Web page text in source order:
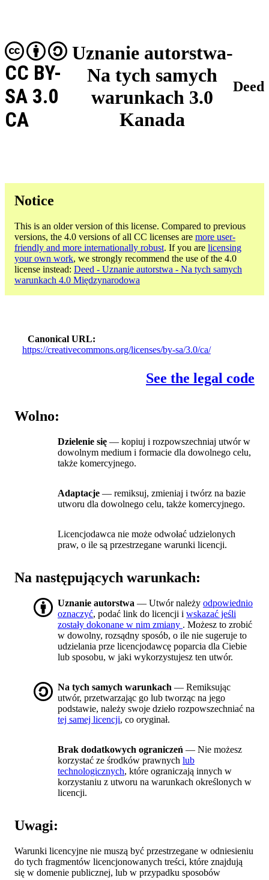
Uznanie autorstwa-
Na tych samych
warunkach 3.0
Kanada
CC BY-
SA 3.0
CA
Deed
Notice
This is an older version of this license. Compared to previous
versions, the 4.0 versions of all CC licenses are more user-
friendly and more internationally robust. If you are licensing
your own work, we strongly recommend the use of the 4.0
license instead: Deed - Uznanie autorstwa - Na tych samych
warunkach 4.0 Międzynarodowa
Canonical URL
https://creativecommons.org/licenses/by-sa/3.0/ca/
See the legal code
Wolno:
Dzielenie się — kopiuj i rozpowszechniaj utwór w
dowolnym medium i formacie dla dowolnego celu,
także komercyjnego.
Adaptacje — remiksuj, zmieniaj i twórz na bazie
utworu dla dowolnego celu, także komercyjnego.
Licencjodawca nie może odwołać udzielonych
praw, o ile są przestrzegane warunki licencji.
Na następujących warunkach:
Uznanie autorstwa — Utwór należy odpowiednio
oznaczyć, podać link do licencji i wskazać jeśli
zostały dokonane w nim zmiany . Możesz to zrobić
w dowolny, rozsądny sposób, o ile nie sugeruje to
udzielania prze licencjodawcę poparcia dla Ciebie
lub sposobu, w jaki wykorzystujesz ten utwór.
Na tych samych warunkach — Remiksując
utwór, przetwarzając go lub tworząc na jego
podstawie, należy swoje dzieło rozpowszechniać na
tej samej licencji, co oryginał.
Brak dodatkowych ograniczeń — Nie możesz
korzystać ze środków prawnych lub
technologicznych, które ograniczają innych w
korzystaniu z utworu na warunkach określonych w
licencji.
Uwagi:
Warunki licencyjne nie muszą być przestrzegane w odniesieniu
do tych fragmentów licencjonowanych treści, które znajdują
się w domenie publicznej, lub w przypadku sposobów